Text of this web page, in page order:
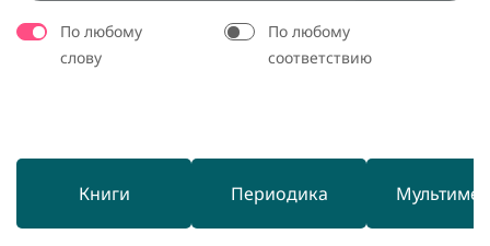
По любому
слову
По любому
соответствию
Книги Периодика